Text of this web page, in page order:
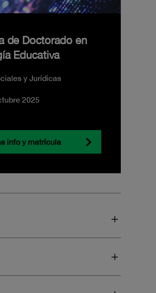
de Doctorado en
Educativa
y Jurídicas
2025
info y matrícula